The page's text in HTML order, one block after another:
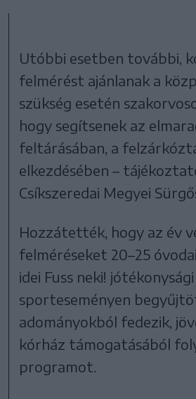
Utóbbi esetben további,
felmérést ajánlanak a
szükség esetén
hogy segítsenek az
feltárásában, a
elkezdésében –
Csíkszeredai Megyei
Hozzátették, hogy az év
felméréseket 20–25
idei Fuss neki! jótékonysági
sporteseményen
adományokból fedezik,
kórház támogatásából
programot.